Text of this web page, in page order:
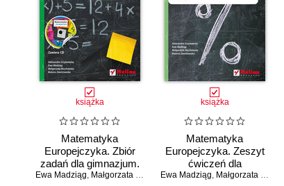
książka
Matematyka
Europejczyka. Zbiór
zadań dla gimnazjum.
Klasa 1
Ewa Madziąg, Małgorzata Muchowska ,Aleksandra Grzybowska
książka
Matematyka
Europejczyka. Zeszyt
ćwiczeń dla
gimnazjum. Klasa 1.
Ewa Madziąg, Małgorzata Muchowska